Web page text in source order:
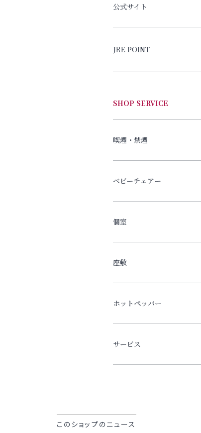
公式サイト
JRE POINT
SHOP SERVICE
喫煙・禁煙
ベビーチェアー
個室
座敷
ホットペッパー
サービス
このショップのニュース